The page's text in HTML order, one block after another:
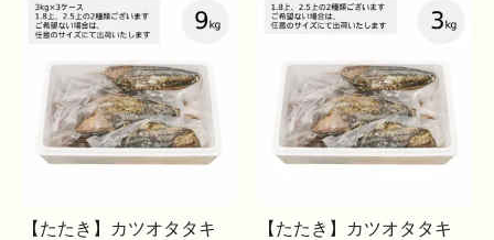
【たたき】カツオタタキ
【たたき】カツオタタキ